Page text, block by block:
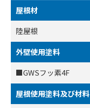
屋根材
陸屋根
外壁使用塗料
■GWSフッ素4F
屋根使用塗料及び材料